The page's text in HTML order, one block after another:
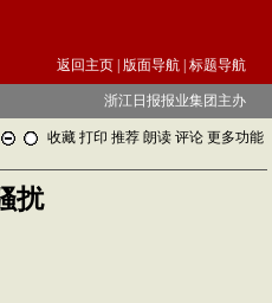
返回主页 版面导航 标题导航
浙江日报报业集团主办
收藏 打印 推荐 朗读 评论 更多功能
扰